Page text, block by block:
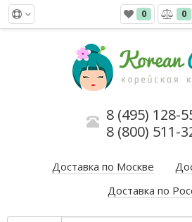
0 0
8 (495) 128-
8 (800) 511-
Доставка по Москве
Доставка по